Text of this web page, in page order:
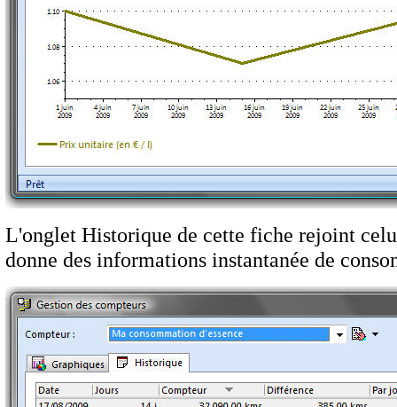
L'onglet Historique de cette fiche rejoint
donne des informations instantanée de